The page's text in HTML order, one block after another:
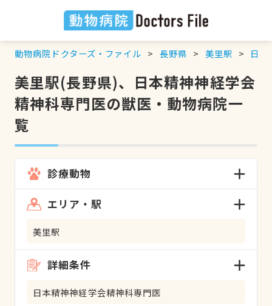
動物病院ドクターズ・ファイル 長野県 美里駅 日本
美里駅(長野県)、日本精神神経学会
精神科専門医の獣医・動物病院一
覧
診療動物
エリア・駅
美里駅
詳細条件
日本精神神経学会精神科専門医